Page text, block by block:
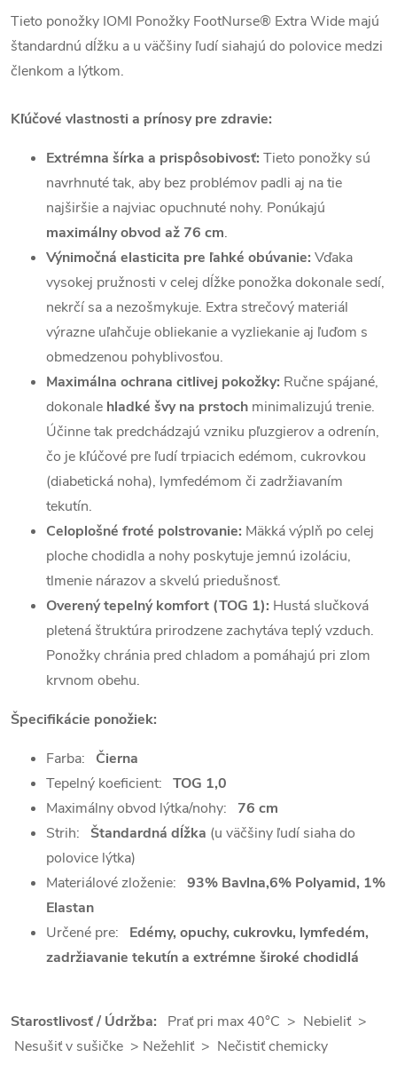
Tieto ponožky IOMI Ponožky FootNurse® Extra Wide majú
štandardnú dĺžku a u väčšiny ľudí siahajú do polovice medzi
členkom a lýtkom.
Kľúčové vlastnosti a prínosy pre zdravie:
Extrémna šírka a prispôsobivosť: Tieto ponožky sú
navrhnuté tak, aby bez problémov padli aj na tie
najširšie a najviac opuchnuté nohy. Ponúkajú
maximálny obvod až 76 cm.
Výnimočná elasticita pre ľahké obúvanie: Vďaka
vysokej pružnosti v celej dĺžke ponožka dokonale sedí,
nekrčí sa a nezošmykuje. Extra strečový materiál
výrazne uľahčuje obliekanie a vyzliekanie aj ľuďom s
obmedzenou pohyblivosťou.
Maximálna ochrana citlivej pokožky: Ručne spájané,
dokonale hladké švy na prstoch minimalizujú trenie.
Účinne tak predchádzajú vzniku pľuzgierov a odrenín,
čo je kľúčové pre ľudí trpiacich edémom, cukrovkou
(diabetická noha), lymfedémom či zadržiavaním
tekutín.
Celoplošné froté polstrovanie: Mäkká výplň po celej
ploche chodidla a nohy poskytuje jemnú izoláciu,
tlmenie nárazov a skvelú priedušnosť.
Overený tepelný komfort (TOG 1): Hustá slučková
pletená štruktúra prirodzene zachytáva teplý vzduch.
Ponožky chránia pred chladom a pomáhajú pri zlom
krvnom obehu.
Špecifikácie ponožiek:
Farba:
Čierna
Tepelný koeficient: TOG 1,0
Maximálny obvod lýtka/nohy: 76 cm
Strih: Štandardná dĺžka (u väčšiny ľudí siaha do
polovice lýtka)
Materiálové zloženie: 93% Bavlna,6% Polyamid, 1%
Elastan
Určené pre:
Edémy, opuchy, cukrovku, lymfedém,
zadržiavanie tekutín a extrémne široké chodidlá
Starostlivosť / Údržba: Prať pri max 40°C > Nebieliť >
Nesušiť v sušičke > Nežehliť > Nečistiť chemicky